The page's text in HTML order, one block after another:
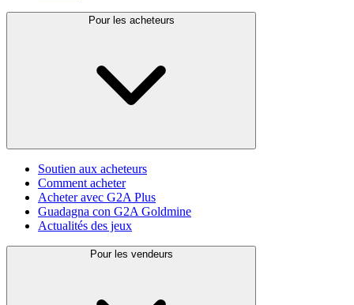
Pour les acheteurs
Soutien aux acheteurs
Comment acheter
Acheter avec G2A Plus
Guadagna con G2A Goldmine
Actualités des jeux
Pour les vendeurs